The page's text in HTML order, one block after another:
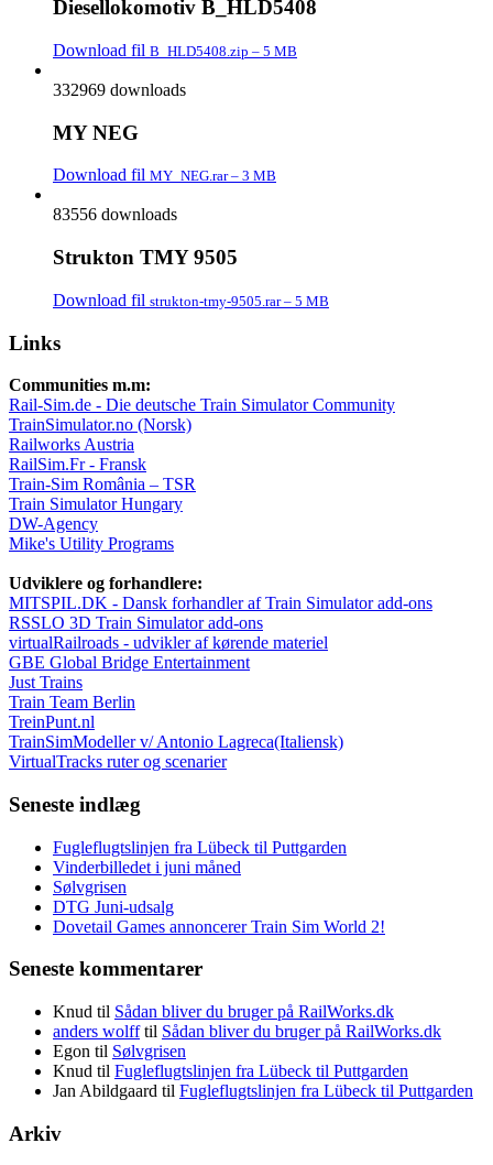
Diesellokomotiv B_HLD5408
Download fil B_HLD5408.zip – 5 MB
332969 downloads
MY NEG
Download fil MY_NEG.rar – 3 MB
83556 downloads
Strukton TMY 9505
Download fil strukton-tmy-9505.rar – 5 MB
Links
Communities m.m:
Rail-Sim.de - Die deutsche Train Simulator Community
TrainSimulator.no (Norsk)
Railworks Austria
RailSim.Fr - Fransk
Train-Sim România – TSR
Train Simulator Hungary
DW-Agency
Mike's Utility Programs
Udviklere og forhandlere:
MITSPIL.DK - Dansk forhandler af Train Simulator add-ons
RSSLO 3D Train Simulator add-ons
virtualRailroads - udvikler af kørende materiel
GBE Global Bridge Entertainment
Just Trains
Train Team Berlin
TreinPunt.nl
TrainSimModeller v/ Antonio Lagreca(Italiensk)
VirtualTracks ruter og scenarier
Seneste indlæg
Fugleflugtslinjen fra Lübeck til Puttgarden
Vinderbilledet i juni måned
Sølvgrisen
DTG Juni-udsalg
Dovetail Games annoncerer Train Sim World 2!
Seneste kommentarer
Knud til Sådan bliver du bruger på RailWorks.dk
anders wolfftil Sådan bliver du bruger på RailWorks.dk
Egon til Sølvgrisen
Knud til Fugleflugtslinjen fra Lübeck til Puttgarden
Jan Abildgaard til Fugleflugtslinjen fra Lübeck til Puttgarden
Arkiv